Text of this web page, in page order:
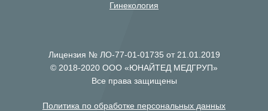
Гинекология
Лицензия № ЛО-77-01-01735 от 21.01.2019
© 2018-2020 ООО «ЮНАЙТЕД МЕДГРУП»
Все права защищены
Политика по обработке персональных данных